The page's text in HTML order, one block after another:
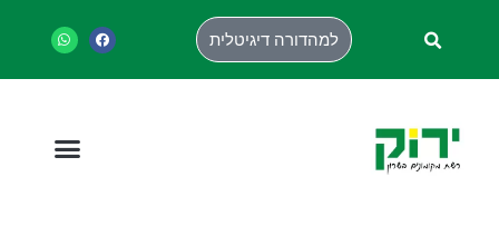
למהדורה דיגיטלית